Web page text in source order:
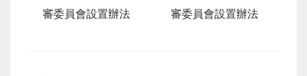
審委員會設置辦法
審委員會設置辦法